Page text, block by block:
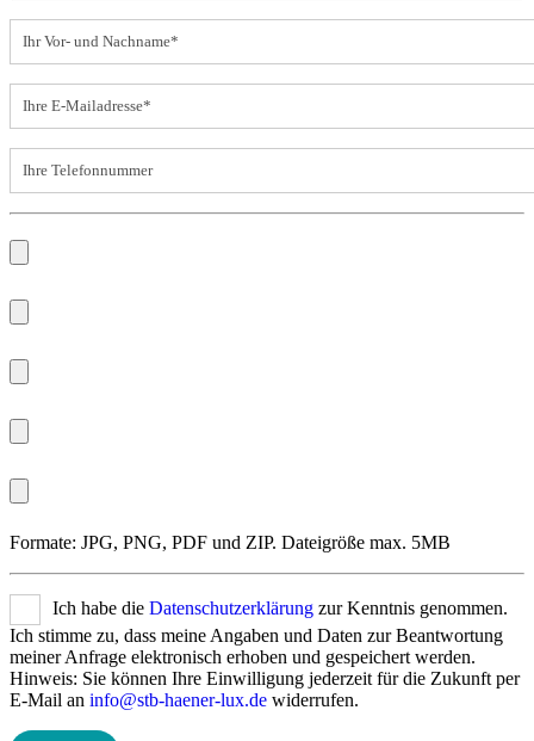
Formate: JPG, PNG, PDF und ZIP. Dateigröße max. 5MB
Ich habe die Datenschutzerklärung zur Kenntnis genommen.
Ich stimme zu, dass meine Angaben und Daten zur Beantwortung
meiner Anfrage elektronisch erhoben und gespeichert werden.
Hinweis: Sie können Ihre Einwilligung jederzeit für die Zukunft per
E-Mail an info@stb-haener-lux.de widerrufen.